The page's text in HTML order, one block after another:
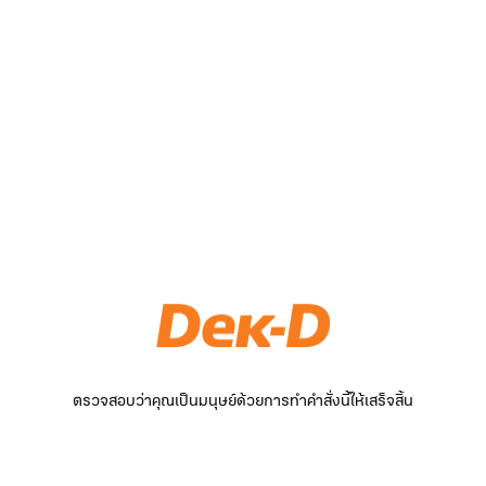
ตรวจสอบว่าคุณเป็นมนุษย์ด้วยการทำคำสั่งนี้ให้เสร็จสิ้น